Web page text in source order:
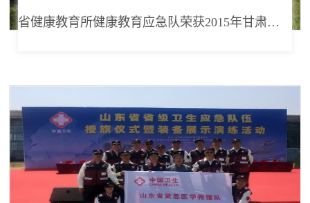
省健康教育所健康教育应急队荣获2015年甘肃省卫生应急演练二等奖